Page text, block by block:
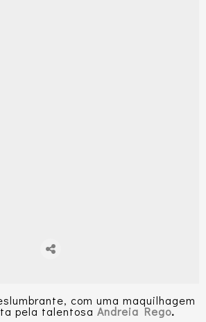
com uma maquilhagem
pela talentosa Andreia Rego.